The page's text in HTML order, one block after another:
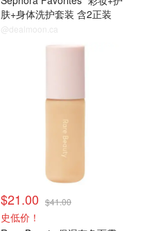
肤+身体洗护套装 含2正装
@dealmoon.ca
$21.00 $41.00
史低价！